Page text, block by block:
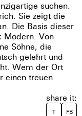
suchen.
Sie zeigt die
Die Basis dieser
Modern. Von
Söhne, die
gelehrt und
Wem der Ort
einen treuen
share it:
T FB